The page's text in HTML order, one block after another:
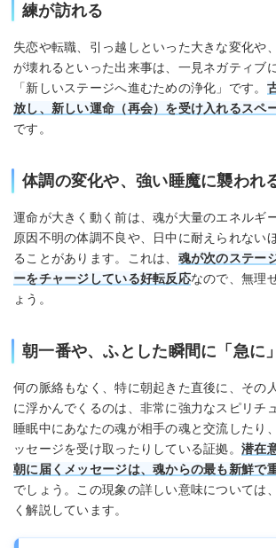
練が訪れる
失恋や転職、引っ越しといった大きな変化や
が壊れるといった出来事は、一見ネガティブ
「新しいステージへ進むための浄化」です。
放し、新しい運命（再会）を受け入れるスペ
です。
体調の変化や、強い睡魔に襲われ
運命が大きく動く前は、魂が大量のエネルギ
原因不明の体調不良や、日中に耐えられない
ることがあります。これは、 魂が次のステー
ーをチャージしている好転反応なので、無理
ょう。
朝一番や、ふとした瞬間に「急に
何の脈絡もなく、特に朝起きた直後に、その
に浮かんでくるのは、非常に強力なスピリチ
睡眠中にあなたの魂が相手の魂と交流したり
ッセージを受け取ったりしている証拠。潜在
朝に届くメッセージは、魂からの最も新鮮で
でしょう。この現象の詳しい意味については
く解説しています。